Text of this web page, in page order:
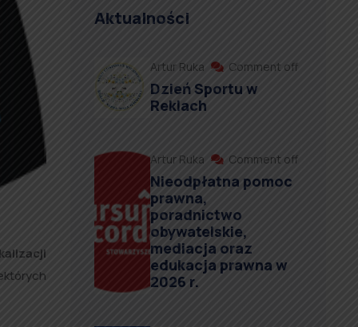
Aktualności
Artur Ruka Comment off
Dzień Sportu w
Reklach
Artur Ruka Comment off
Nieodpłatna pomoc
prawna,
poradnictwo
obywatelskie,
mediacja oraz
edukacja prawna w
2026 r.